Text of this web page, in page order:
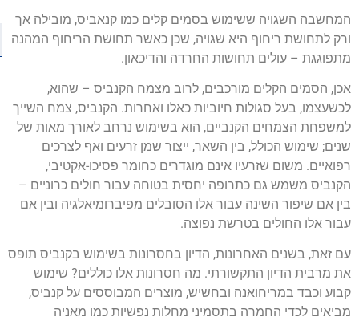
המחשבה השגויה ששימוש בסמים קלים כמו קנאביס, מובילה אך
ורק לתחושת ריחוף היא שגויה, שכן כאשר תחושת הריחוף המהנה
מתפוגגת – עולים תחושות החרדה והדיכאון.
אכן, הסמים הקלים מורכבים, לרוב מצמח הקנביס – שהוא,
לכשעצמו, בעל סגולות חיוביות כאלו ואחרות. הקנביס, צמח השייך
למשפחת הצמחים הקנביים, הוא בשימוש נרחב לאורך מאות של
שנים; שימוש הכולל, בין השאר, ייצור שמן זרעים ואף לצרכים
רפואיים. משום שזרעיו אינם מוגדרים כחומר פסיכו-אקטיבי,
הקנביס משמש גם כתרופה יחסית בטוחה עבור חולים כרוניים –
בין אם שיפור השינה עבור אלו הסובלים מפיברומיאלגיה ובין אם
עבור אלו החולים בטרשת נפוצה.
עם זאת, בשנים האחרונות, הדיון בחסרונות בשימוש בקנביס תופס
את מרבית הדיון התקשורתי. מה חסרונות אלו כוללים? שימוש
קבוע וכבד במריחואנה ובחשיש, מוצרים המבוססים על קנביס,
מביאים לכדי החמרה בתסמיני מחלות נפשיות כמו מאניה